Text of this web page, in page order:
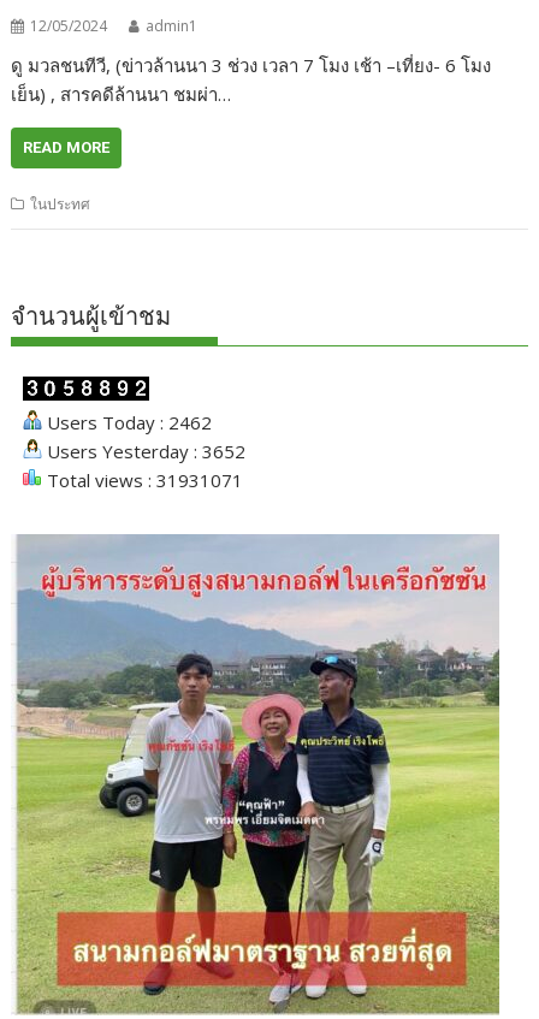
12/05/2024 admin1
ดู มวลชนทีวี, (ข่าวล้านนา 3 ช่วง เวลา 7 โมง เช้า –เที่ยง- 6 โมง
เย็น) , สารคดีล้านนา ชมผ่า…
READ MORE
ในประทศ
จำนวนผู้เข้าชม
Users Today : 2462
Users Yesterday : 3652
Total views : 31931071